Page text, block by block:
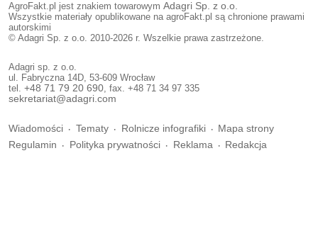
AgroFakt.pl jest znakiem towarowym Adagri Sp. z o.o.
Wszystkie materiały opublikowane na agroFakt.pl są chronione prawami
autorskimi
© Adagri Sp. z o.o. 2010-2026 r. Wszelkie prawa zastrzeżone.
Adagri sp. z o.o.
ul. Fabryczna 14D, 53-609 Wrocław
tel. +48 71 79 20 690 , fax. +48 71 34 97 335
sekretariat@adagri.com
Wiadomości Tematy Rolnicze infografiki
Mapa strony
Regulamin
Polityka prywatności Reklama Redakcja